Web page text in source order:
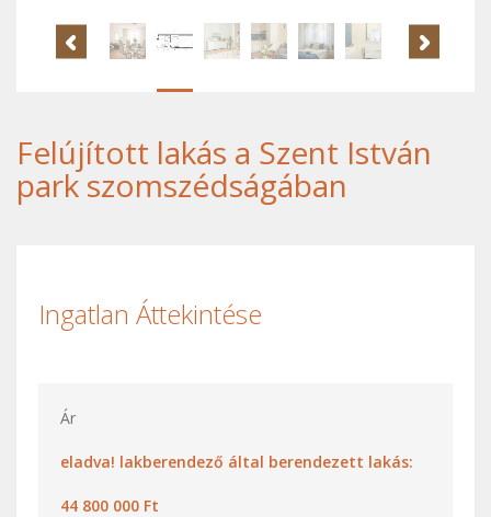
Felújított lakás a Szent István
park szomszédságában
Ingatlan Áttekintése
Ár
eladva! lakberendező által berendezett lakás:
44 800 000 Ft